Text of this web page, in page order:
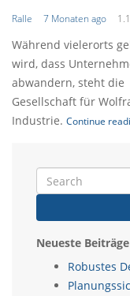
Ralle
7 Monaten ago
Während vielerorts
wird, dass
abwandern, steht die
Gesellschaft für
Industrie. Continue
Neueste Beiträge
Robustes